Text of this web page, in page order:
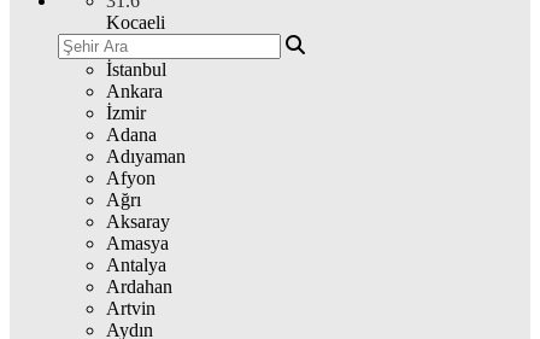
Kocaeli
İstanbul
Ankara
İzmir
Adana
Adıyaman
Afyon
Ağrı
Aksaray
Amasya
Antalya
Ardahan
Artvin
Aydın